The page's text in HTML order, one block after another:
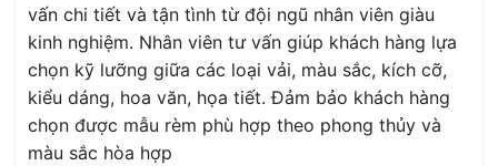
vấn chi tiết và tận tình từ đội ngũ nhân viên giàu
kinh nghiệm. Nhân viên tư vấn giúp khách hàng lựa
chọn kỹ lưỡng giữa các loại vải, màu sắc, kích cỡ,
kiểu dáng, hoa văn, họa tiết. Đảm bảo khách hàng
chọn được mẫu rèm phù hợp theo phong thủy và
màu sắc hòa hợp